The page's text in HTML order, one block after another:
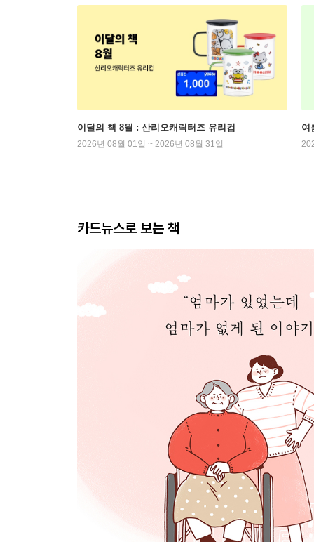
이달의 책 8월 : 산리오캐릭터즈 유리컵
2026년 08월 01일 ~ 2026년 08월 31일
여
카드뉴스로 보는 책